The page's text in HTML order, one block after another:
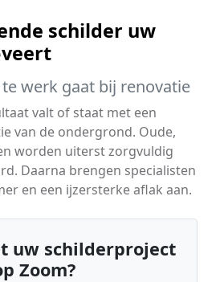
schilder uw
werk gaat bij renovatie
valt of staat met een
van de ondergrond. Oude,
worden uiterst zorgvuldig
Daarna brengen specialisten
en een ijzersterke aflak aan.
uw schilderproject
Zoom?